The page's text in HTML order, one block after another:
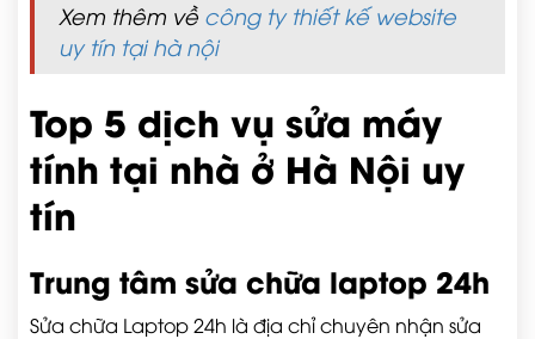
Xem thêm về công ty thiết kế website
uy tín tại hà nội
Top 5 dịch vụ sửa máy
tính tại nhà ở Hà Nội uy
tín
Trung tâm sửa chữa laptop 24h
Sửa chữa Laptop 24h là địa chỉ chuyên nhận sửa